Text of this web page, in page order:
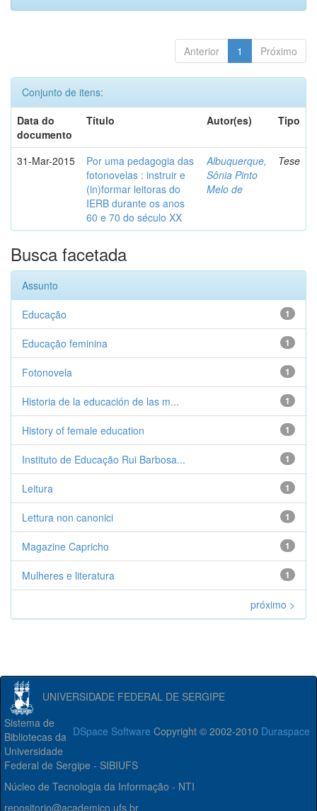
Anterior 1 Próximo
Conjunto de itens:
Data do
documento
Título Autor(es) Tipo
31-Mar-2015
Por uma pedagogia das
fotonovelas : instruir e
(in)formar leitoras do
IERB durante os anos
60 e 70 do século XX
Albuquerque,
Sônia Pinto
Melo de
Tese
Busca facetada
Assunto
1
Educação
1
Educação feminina
1
Fotonovela
1
Historia de la educación de las m...
1
History of female education
1
Instituto de Educação Rui Barbosa...
1
Leitura
1
Lettura non canonici
1
Magazine Capricho
1
Mulheres e literatura
próximo >
UNIVERSIDADE FEDERAL DE SERGIPE
DSpace Software Copyright © 2002-2010 Duraspace
Sistema de
Bibliotecas da
Universidade
Federal de Sergipe - SIBIUFS
Núcleo de Tecnologia da Informação - NTI
repositorio@academico.ufs.br